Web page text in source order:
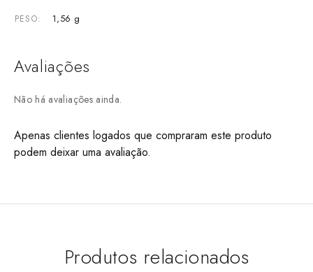
PESO 1,56 g
Avaliações
Não há avaliações ainda.
Apenas clientes logados que compraram este produto
podem deixar uma avaliação.
Produtos relacionados